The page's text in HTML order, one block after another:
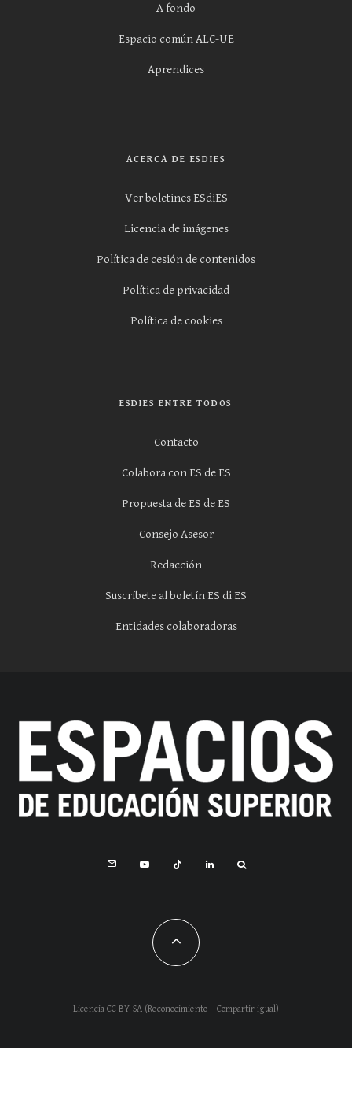
A fondo
Espacio común ALC-UE
Aprendices
ACERCA DE ESDIES
Ver boletines ESdiES
Licencia de imágenes
Política de cesión de contenidos
Política de privacidad
Política de cookies
ESDIES ENTRE TODOS
Contacto
Colabora con ES de ES
Propuesta de ES de ES
Consejo Asesor
Redacción
Suscríbete al boletín ES di ES
Entidades colaboradoras
Licencia CC BY-SA (Reconocimiento – Compartir igual)